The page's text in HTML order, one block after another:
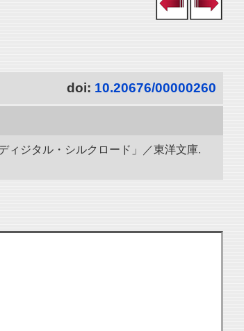
doi: 10.20676/00000260
ィジタル・シルクロード」／東洋文庫.